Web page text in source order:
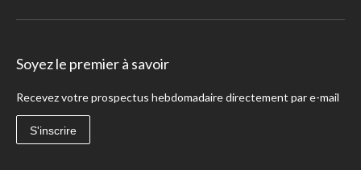
Soyez le premier à savoir
Recevez votre prospectus hebdomadaire directement par e-mail
S'inscrire